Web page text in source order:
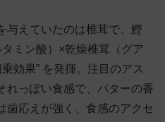
与えていたのは椎茸で、鰹
ミン酸）×乾燥椎茸（グア
効果” を発揮。注目のアス
れっぽい食感で、バターの香
歯応えが強く、食感のアクセ